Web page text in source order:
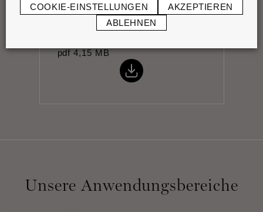
pdf 4,15 MB
Unsere Anwendungsbereiche
COOKIE-EINSTELLUNGEN
AKZEPTIEREN
ABLEHNEN